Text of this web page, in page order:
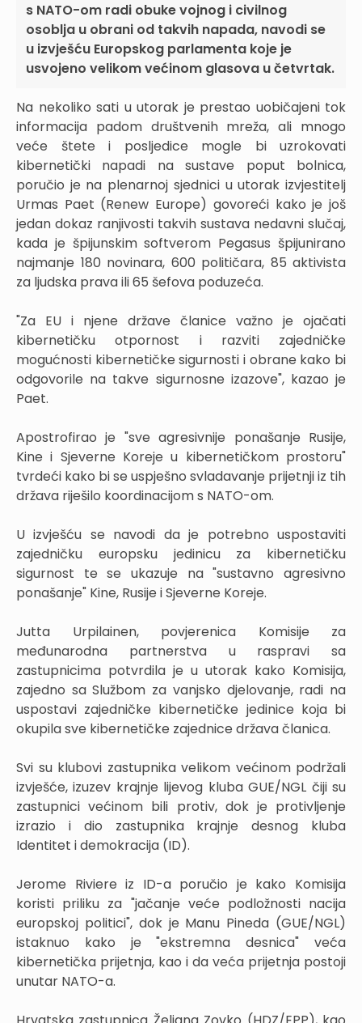
s NATO-om radi obuke vojnog i civilnog
osoblja u obrani od takvih napada, navodi se
u izvješću Europskog parlamenta koje je
usvojeno velikom većinom glasova u četvrtak.
Na nekoliko sati u utorak je prestao uobičajeni tok
informacija padom društvenih mreža, ali mnogo
veće štete i posljedice mogle bi uzrokovati
kibernetički napadi na sustave poput bolnica,
poručio je na plenarnoj sjednici u utorak izvjestitelj
Urmas Paet (Renew Europe) govoreći kako je još
jedan dokaz ranjivosti takvih sustava nedavni slučaj,
kada je špijunskim softverom Pegasus špijunirano
najmanje 180 novinara, 600 političara, 85 aktivista
za ljudska prava ili 65 šefova poduzeća.
"Za EU i njene države članice važno je ojačati
kibernetičku otpornost i razviti zajedničke
mogućnosti kibernetičke sigurnosti i obrane kako bi
odgovorile na takve sigurnosne izazove", kazao je
Paet.
Apostrofirao je "sve agresivnije ponašanje Rusije,
Kine i Sjeverne Koreje u kibernetičkom prostoru"
tvrdeći kako bi se uspješno svladavanje prijetnji iz tih
država riješilo koordinacijom s NATO-om.
U izvješću se navodi da je potrebno uspostaviti
zajedničku europsku jedinicu za kibernetičku
sigurnost te se ukazuje na "sustavno agresivno
ponašanje" Kine, Rusije i Sjeverne Koreje.
Jutta Urpilainen, povjerenica Komisije za
međunarodna partnerstva u raspravi sa
zastupnicima potvrdila je u utorak kako Komisija,
zajedno sa Službom za vanjsko djelovanje, radi na
uspostavi zajedničke kibernetičke jedinice koja bi
okupila sve kibernetičke zajednice država članica.
Svi su klubovi zastupnika velikom većinom podržali
izvješće, izuzev krajnje lijevog kluba GUE/NGL čiji su
zastupnici većinom bili protiv, dok je protivljenje
izrazio i dio zastupnika krajnje desnog kluba
Identitet i demokracija (ID).
Jerome Riviere iz ID-a poručio je kako Komisija
koristi priliku za "jačanje veće podložnosti nacija
europskoj politici", dok je Manu Pineda (GUE/NGL)
istaknuo kako je "ekstremna desnica" veća
kibernetička prijetnja, kao i da veća prijetnja postoji
unutar NATO-a.